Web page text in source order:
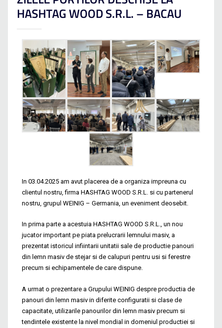
HASHTAG WOOD S.R.L. – BACAU
In 03.04.2025 am avut placerea de a organiza impreuna cu
clientul nostru, firma HASHTAG WOOD S.R.L. si cu partenerul
nostru, grupul WEINIG – Germania, un eveniment deosebit.
In prima parte a acestuia HASHTAG WOOD S.R.L., un nou
jucator important pe piata prelucrarii lemnului masiv, a
prezentat istoricul infiintarii unitatii sale de productie panouri
din lemn masiv de stejar si de calupuri pentru usi si ferestre
precum si echipamentele de care dispune.
A urmat o prezentare a Grupului WEINIG despre productia de
panouri din lemn masiv in diferite configuratii si clase de
capacitate, utilizarile panourilor din lemn masiv precum si
tendintele existente la nivel mondial in domeniul productiei si